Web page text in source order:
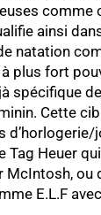
comme
ainsi
natation
plus fort
spécifique
Cette
d’horlogerie/
Tag Heuer qui
McIntosh, ou
E.L.F avec